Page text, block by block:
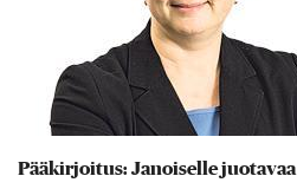
Pääkirjoitus: Janoiselle juotavaa